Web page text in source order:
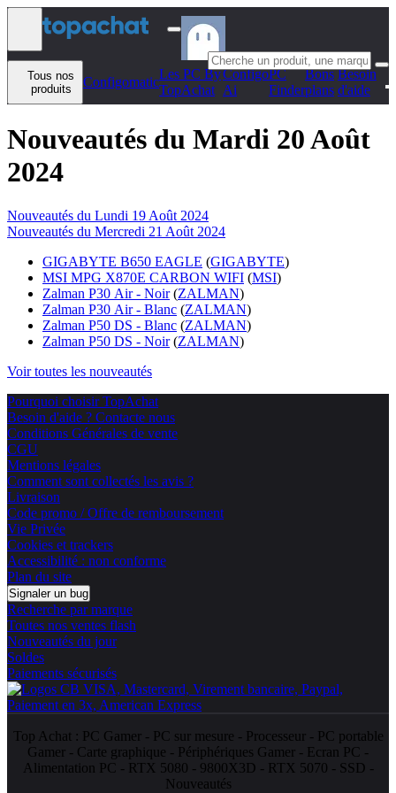
Aller au contenu
Tous nos
produits
Configomatic
Les PC By
TopAchat
Configo
Ai
PC
Finder
Bons
plans
Besoin
d'aide
Nouveautés du Mardi 20 Août
2024
Nouveautés du Lundi 19 Août 2024
Nouveautés du Mercredi 21 Août 2024
GIGABYTE B650 EAGLE (GIGABYTE)
MSI MPG X870E CARBON WIFI (MSI)
Zalman P30 Air - Noir (ZALMAN)
Zalman P30 Air - Blanc (ZALMAN)
Zalman P50 DS - Blanc (ZALMAN)
Zalman P50 DS - Noir (ZALMAN)
Voir toutes les nouveautés
Pourquoi choisir TopAchat
Besoin d'aide ? Contacte nous
Conditions Générales de vente
CGU
Mentions légales
Comment sont collectés les avis ?
Livraison
Code promo / Offre de remboursement
Vie Privée
Cookies et trackers
Accessibilité : non conforme
Plan du site
Signaler un bug
Recherche par marque
Toutes nos ventes flash
Nouveautés du jour
Soldes
Paiements sécurisés
Top Achat : PC Gamer- PC sur mesure - Processeur- PC portable
Gamer - Carte graphique - Périphériques Gamer - Ecran PC -
Alimentation PC - RTX 5080 - 9800X3D - RTX 5070 - SSD -
Nouveautés